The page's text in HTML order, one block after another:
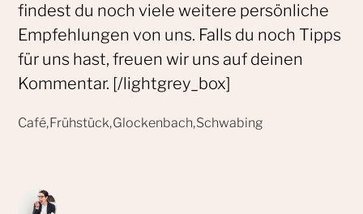
findest du noch viele weitere persönliche
Empfehlungen von uns. Falls du noch Tipps
für uns hast, freuen wir uns auf deinen
Kommentar. [/lightgrey_box]